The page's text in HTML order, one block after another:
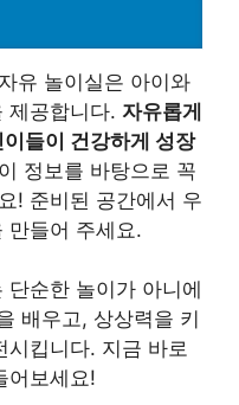
유 놀이실은 아이와
제공합니다. 자유롭게
들이 건강하게 성장
정보를 바탕으로 꼭
! 준비된 공간에서 우
만들어 주세요.
순한 놀이가 아니에
배우고, 상상력을 키
시킵니다. 지금 바로
어보세요!